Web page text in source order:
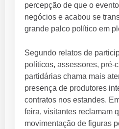
percepção de que o
negócios e acabou se
grande palco político em
Segundo relatos de
políticos, assessores, pré-
partidárias chama mais
presença de produtores
contratos nos estandes.
feira, visitantes reclamam
movimentação de figuras